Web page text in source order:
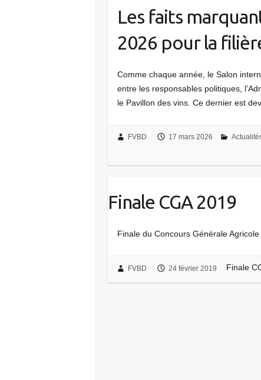
Les faits
2026 pour la
Comme chaque année, le Salon
entre les responsables politiques,
le Pavillon des vins. Ce dernier est
FVBD 17 mars 2026
Finale CGA 2019
Finale du Concours Générale
FVBD 24 février 2019 Finale